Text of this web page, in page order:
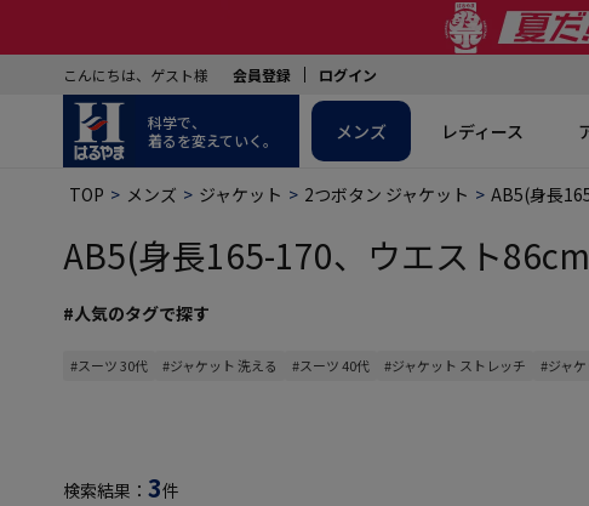
こんにちは、ゲスト様 会員登録 ログイン
科学で、
着るを変えていく。
メンズ レディース
TOP メンズ ジャケット 2つボタン ジャケット AB5(身長
AB5(身長165-170、ウエスト
#人気のタグで探す
#スーツ 30代 #ジャケット 洗える #スーツ 40代 #ジャケット ストレッチ #ジャ
検索結果： 3件